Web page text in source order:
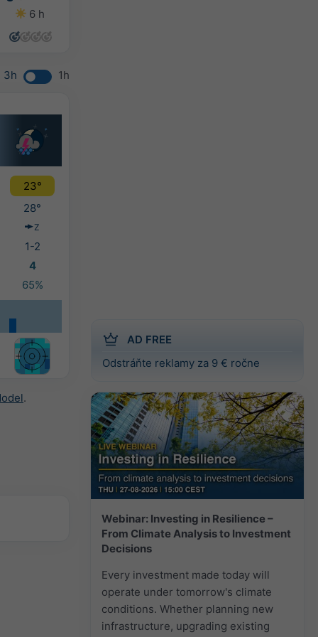
AD FREE
Odstráňte reklamy za 9 € ročne
Webinar: Investing in Resilience –
From Climate Analysis to Investment
Decisions
Every investment made today will
operate under tomorrow's climate
conditions. Whether planning new
infrastructure, upgrading existing
6 h
3h 1h
23°
28°
Z
1-2
4
65%
.